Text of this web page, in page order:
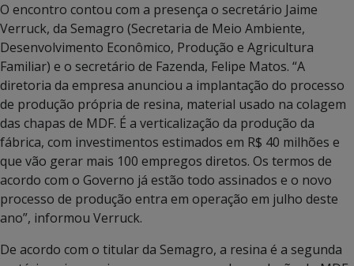
O encontro contou com a presença o secretário Jaime
Verruck, da Semagro (Secretaria de Meio Ambiente,
Desenvolvimento Econômico, Produção e Agricultura
Familiar) e o secretário de Fazenda, Felipe Matos. “A
diretoria da empresa anunciou a implantação do processo
de produção própria de resina, material usado na colagem
das chapas de MDF. É a verticalização da produção da
fábrica, com investimentos estimados em R$ 40 milhões e
que vão gerar mais 100 empregos diretos. Os termos de
acordo com o Governo já estão todo assinados e o novo
processo de produção entra em operação em julho deste
ano”, informou Verruck.
De acordo com o titular da Semagro, a resina é a segunda